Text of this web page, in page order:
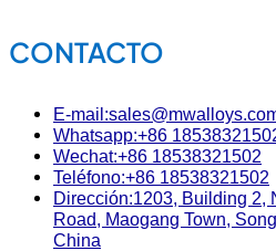
CONTACTO
E-
Whatsapp:+86
Wechat:+86 18538321502
Teléfono:+86 18538321502
Dirección:1203, Building 2,
Road, Maogang Town,
China